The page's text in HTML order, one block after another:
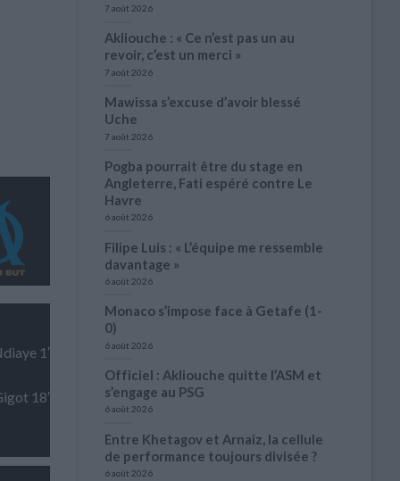
1′
18′
7 août 2026
Akliouche : « Ce n’est pas un au
revoir, c’est un merci »
7 août 2026
Mawissa s’excuse d’avoir blessé
Uche
7 août 2026
Pogba pourrait être du stage en
Angleterre, Fati espéré contre Le
Havre
6 août 2026
Filipe Luis : « L’équipe me ressemble
davantage »
6 août 2026
Monaco s’impose face à Getafe (1-
0)
6 août 2026
Officiel : Akliouche quitte l’ASM et
s’engage au PSG
6 août 2026
Entre Khetagov et Arnaiz, la cellule
de performance toujours divisée ?
6 août 2026